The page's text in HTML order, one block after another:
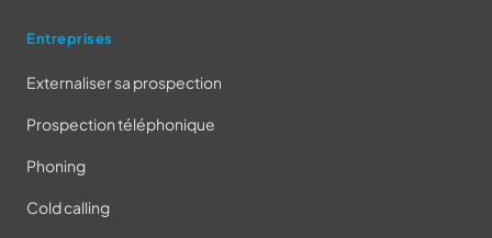
Entreprises
Externaliser sa prospection
Prospection téléphonique
Phoning
Cold calling